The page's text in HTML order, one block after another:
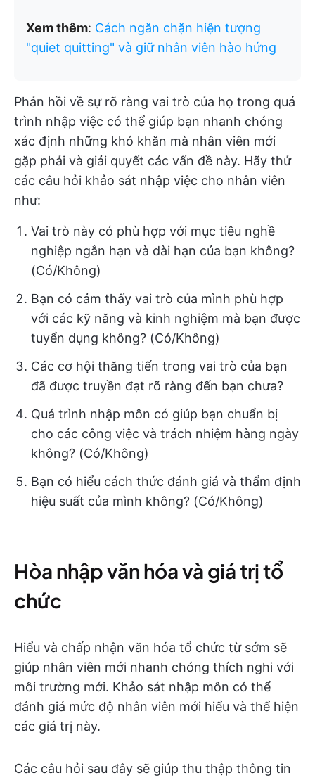
Xem thêm: Cách ngăn chặn hiện tượng
"quiet quitting" và giữ nhân viên hào hứng
Phản hồi về sự rõ ràng vai trò của họ trong quá
trình nhập việc có thể giúp bạn nhanh chóng
xác định những khó khăn mà nhân viên mới
gặp phải và giải quyết các vấn đề này. Hãy thử
các câu hỏi khảo sát nhập việc cho nhân viên
như:
Vai trò này có phù hợp với mục tiêu nghề
nghiệp ngắn hạn và dài hạn của bạn không?
(Có/Không)
Bạn có cảm thấy vai trò của mình phù hợp
với các kỹ năng và kinh nghiệm mà bạn được
tuyển dụng không? (Có/Không)
Các cơ hội thăng tiến trong vai trò của bạn
đã được truyền đạt rõ ràng đến bạn chưa?
Quá trình nhập môn có giúp bạn chuẩn bị
cho các công việc và trách nhiệm hàng ngày
không? (Có/Không)
Bạn có hiểu cách thức đánh giá và thẩm định
hiệu suất của mình không? (Có/Không)
Hòa nhập văn hóa và giá trị tổ
chức
Hiểu và chấp nhận văn hóa tổ chức từ sớm sẽ
giúp nhân viên mới nhanh chóng thích nghi với
môi trường mới. Khảo sát nhập môn có thể
đánh giá mức độ nhân viên mới hiểu và thể hiện
các giá trị này.
Các câu hỏi sau đây sẽ giúp thu thập thông tin